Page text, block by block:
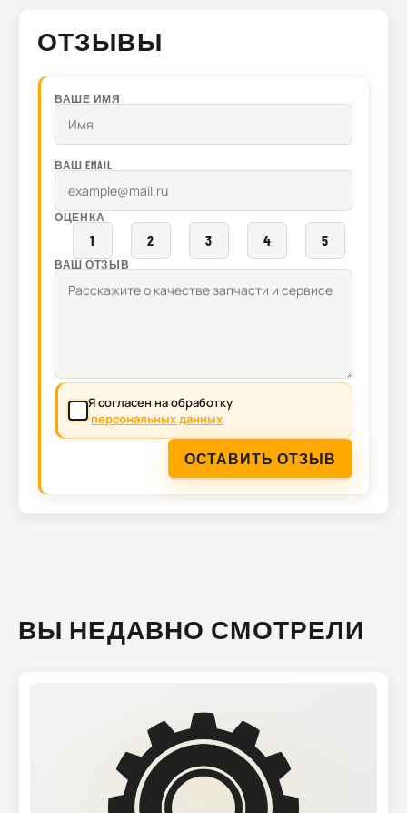
ОТЗЫВЫ
ВАШЕ ИМЯ
ВАШ EMAIL
ОЦЕНКА
1 2 3 4 5
ВАШ ОТЗЫВ
Я согласен на обработку
персональных данных
ОСТАВИТЬ ОТЗЫВ
ВЫ НЕДАВНО СМОТРЕЛИ